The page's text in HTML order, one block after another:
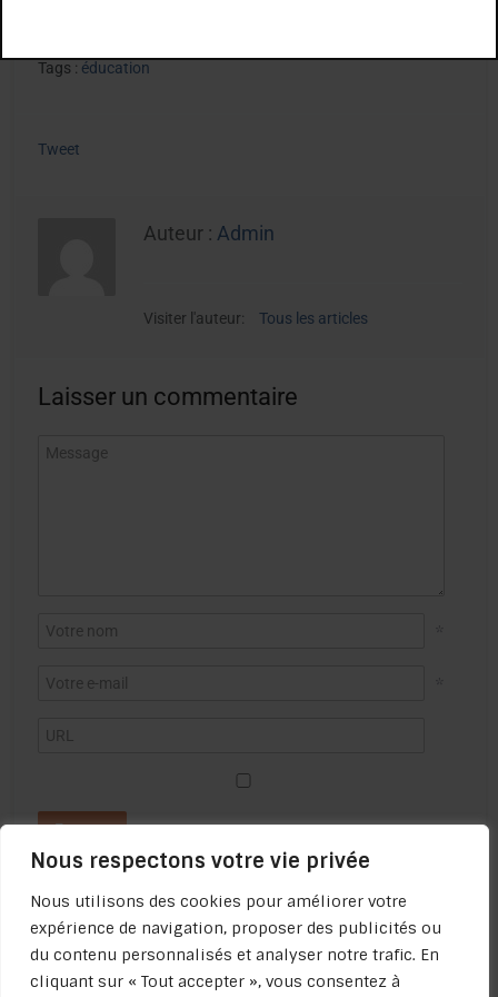
Nous respectons votre vie privée
Nous utilisons des cookies pour améliorer votre
expérience de navigation, proposer des publicités ou
du contenu personnalisés et analyser notre trafic. En
cliquant sur « Tout accepter », vous consentez à
Tags : éducation
Tweet
Auteur : Admin
Visiter l'auteur: Tous les articles
Laisser un commentaire